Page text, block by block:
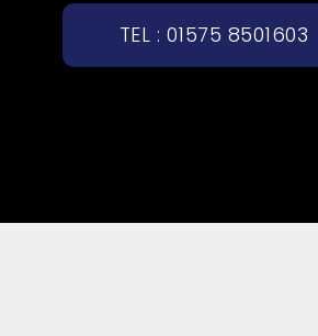
TEL : 01575 8501603